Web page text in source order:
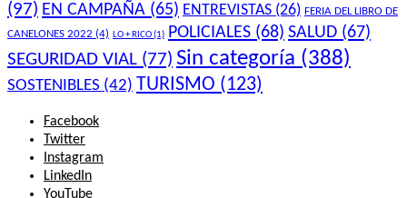
(97) EN CAMPAÑA (65) ENTREVISTAS (26) FERIA DEL LIBRO DE
CANELONES 2022 (4) LO + RICO(1) POLICIALES (68) SALUD (67)
SEGURIDAD VIAL (77) Sin categoría (388)
SOSTENIBLES (42) TURISMO (123)
Facebook
Twitter
Instagram
LinkedIn
YouTube